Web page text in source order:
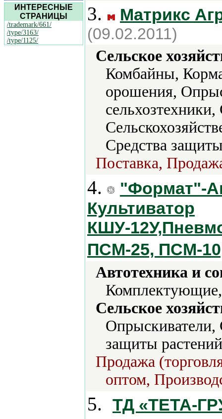
ИНТЕРЕСНЫЕ
СТРАНИЦЫ
/trademark/661/
/type/3163/
/type/1125/
3. Матрикс
(09.02.2011)
Сельское
Комбайны,
орошения,
сельхозтехники,
Средства
Поставка,
4.
"Формат"-
Культиватор
КШУ-
ПСМ-25, ПСМ-
Автотехника и
Сельское
защиты
Продажа
оптом,
5.
ТД «ТЕТА-